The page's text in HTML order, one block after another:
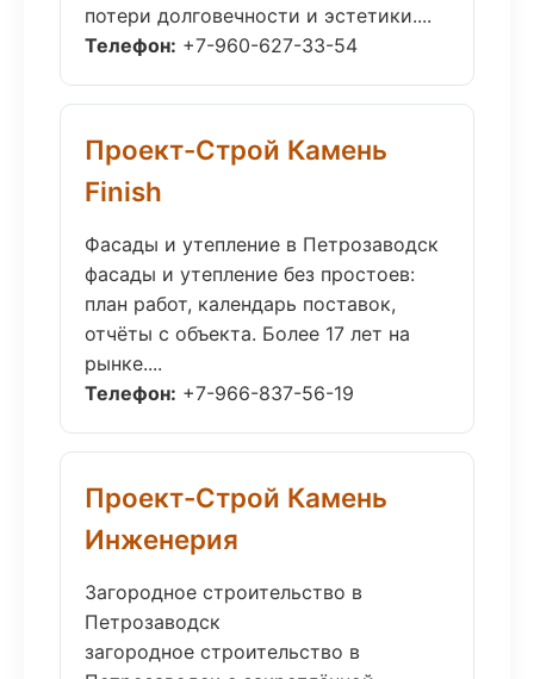
потери долговечности и эстетики....
Телефон: +7-960-627-33-54
Проект-Строй Камень
Finish
Фасады и утепление в Петрозаводск
фасады и утепление без простоев:
план работ, календарь поставок,
отчёты с объекта. Более 17 лет на
рынке....
Телефон: +7-966-837-56-19
Проект-Строй Камень
Инженерия
Загородное строительство в
Петрозаводск
загородное строительство в